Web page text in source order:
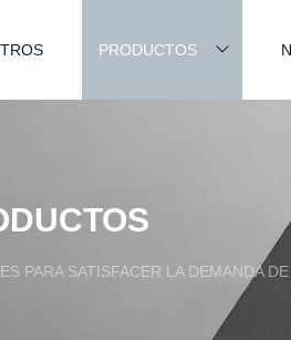
PRODUCTOS
PARA SATISFACER LA DEMANDA